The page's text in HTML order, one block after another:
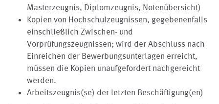
Masterzeugnis, Diplomzeugnis, Notenübersicht)
Kopien von Hochschulzeugnissen, gegebenenfalls
einschließlich Zwischen- und
Vorprüfungszeugnissen; wird der Abschluss nach
Einreichen der Bewerbungsunterlagen erreicht,
müssen die Kopien unaufgefordert nachgereicht
werden.
Arbeitszeugnis(se) der letzten Beschäftigung(en)